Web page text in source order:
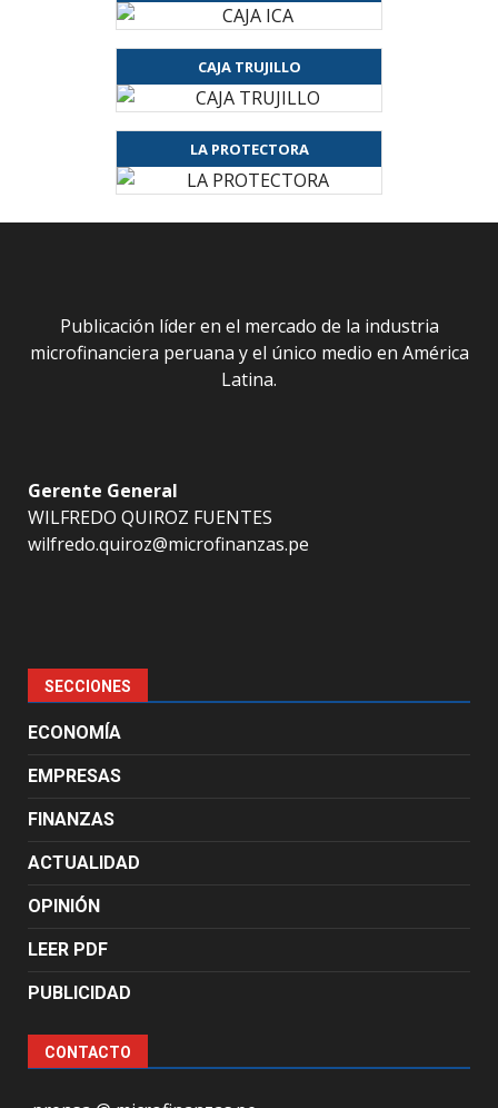
CAJA TRUJILLO
LA PROTECTORA
Publicación líder en el mercado de la industria
microfinanciera peruana y el único medio en América
Latina.
Gerente General
WILFREDO QUIROZ FUENTES
wilfredo.quiroz@microfinanzas.pe
SECCIONES
ECONOMÍA
EMPRESAS
FINANZAS
ACTUALIDAD
OPINIÓN
LEER PDF
PUBLICIDAD
CONTACTO